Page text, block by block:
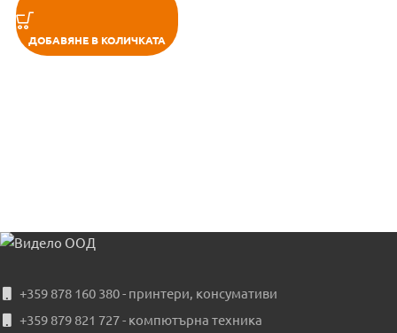
ДОБАВЯНЕ В КОЛИЧКАТА
+359 878 160 380 - принтери, консумативи
+359 879 821 727 - компютърна техника